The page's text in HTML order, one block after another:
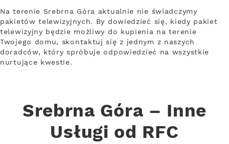
Na terenie Srebrna Góra aktualnie nie świadczymy
pakietów telewizyjnych. By dowiedzieć się, kiedy pakiet
telewizyjny będzie możliwy do kupienia na terenie
Twojego domu, skontaktuj się z jednym z naszych
doradców, który spróbuje odpowiedzieć na wszystkie
nurtujące kwestie.
Srebrna Góra – Inne
Usługi od RFC